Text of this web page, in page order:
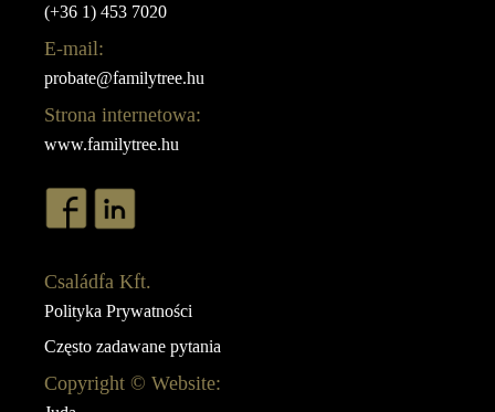
(+36 1) 453 7020
E-mail:
probate@familytree.hu
Strona internetowa:
www.familytree.hu
Családfa Kft.
Polityka Prywatności
Często zadawane pytania
Copyright © Website: